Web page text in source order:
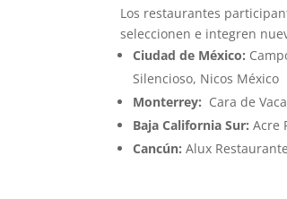
Los restaurantes
seleccionen e integren
Ciudad de México:
Silencioso, Nicos México
Monterrey: Cara de
Baja California Sur: Acre
Cancún: Alux